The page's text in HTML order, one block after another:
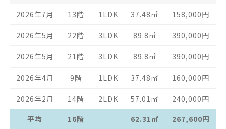
2026年7月 13階 1LDK 37.48 ㎡ 158,000円
2026年5月 22階 3LDK 89.8 ㎡ 390,000円
2026年5月 21階 3LDK 89.8 ㎡ 390,000円
2026年4月 9階 1LDK 37.48 ㎡ 160,000円
2026年2月 14階 2LDK 57.01 ㎡ 240,000円
平均
16階 62.31㎡ 267,600円